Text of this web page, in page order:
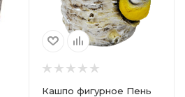
Кашпо фигурное Пень